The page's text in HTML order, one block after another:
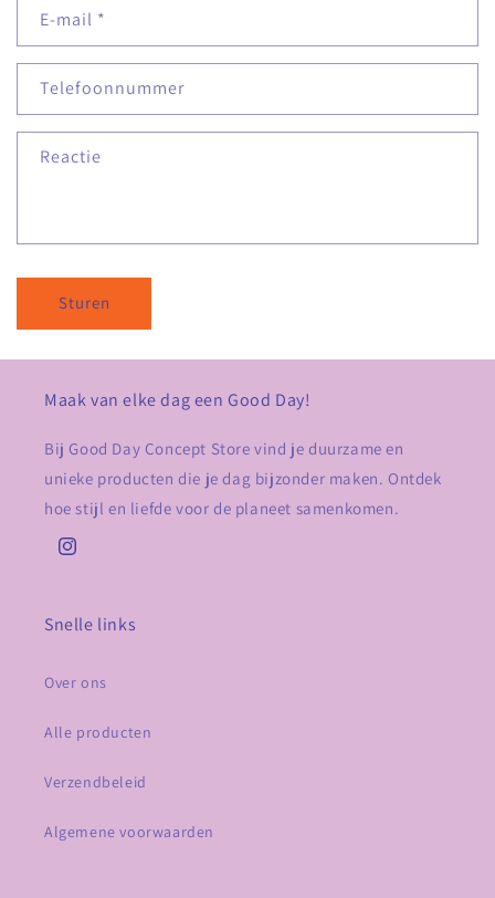
E‑mail *
Telefoonnummer
Reactie
Sturen
Maak van elke dag een Good Day!
Bij Good Day Concept Store vind je duurzame en
unieke producten die je dag bijzonder maken. Ontdek
hoe stijl en liefde voor de planeet samenkomen.
Instagram
Snelle links
Over ons
Alle producten
Verzendbeleid
Algemene voorwaarden